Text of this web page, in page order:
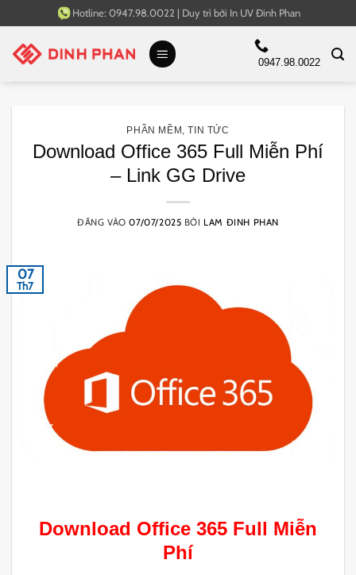
qua
nội
Hotline: 0947.98.0022 | Duy trì bởi In UV Đinh Phan
0947.98.0022
PHẦN MỀM ,TIN TỨC
Download Office 365 Full Miễn Phí
– Link GG Drive
ĐĂNG VÀO07/07/2025 BỞI LAM ĐINH PHAN
07
Th7
Download Office 365 Full Miễn
Phí